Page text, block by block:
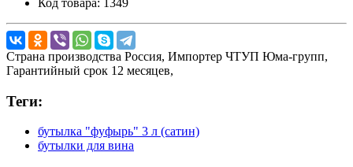
Страна производства Россия, Импортер ЧТУП Юма-групп,
Гарантийный срок 12 месяцев,
Теги:
бутылка "фуфырь" 3 л (сатин)
бутылки для вина